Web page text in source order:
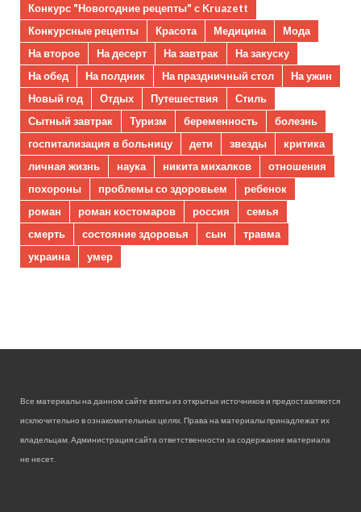
Конкурс "Новогодние рецепты" с Kruazett
Конкурсные рецепты
Красота Медицина
Мода
На второе
На десерт На завтрак
На закуску
На обед
На полдник На праздничный стол
На ужин
Новый год
Отдых Путешествия
Стиль
Сытный завтрак
Туризм беременность
болезнь
госпитализация в больницу
дети звезды
критика
личная жизнь
наука никита михалков
отношения
похороны
проблемы со здоровьем
ребенок
роман
роман костомаров россия
семья
смерть
состояние здоровья сын
травма
украина
умер
Все материалы на данном сайте взяты из открытых источников и предоставляются
исключительно в ознакомительных целях. Права на материалы принадлежат их
владельцам. Администрация сайта ответственности за содержание материала
не несет.